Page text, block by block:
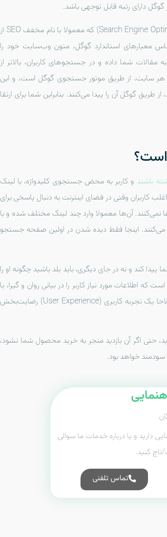
دارای رتبه قابل توجهی باشد.
اینجاست که اهمیت بهینه‌سازی موتورهای جستجو (Search Engine Optimization) که معمولا با نام مخفف SEO از
معیارهای استاندارد گوگل، متون وب‌سایت خود را
شما داده و در جستجوهای کاربران، بالاتر از
بیشتر از 50 درصد ورودی‌های هر سایت، از طریق موتور جستجوی گوگل است، و این
گوگل آن را پیدا می‌کنند. بنابراین شما برای ارتقا
باشند و کاربر به محض جستجوی کلیدواژه، با لینک
کاربران وقتی در فضای اینترنت به دنبال پاسخی برای
آن‌ها معمولا وارد چند لینک مختلف شده و با
اینجا فقط دیده شدن در اولین صفحه جستجو
کند و نه در جای دیگری، باید بلد باشید چگونه او را
اطلاعات مورد نیاز کاربر را در بیانی روان و گیرا، با
توجه به شناختی که از مخاطب دارد، برایش فراهم کند و اصطلاحا یک تجربه کاربری (User Experience) رضایت‌بخش
حتی اگر آن بازدید منجر به خرید محصول شما نشود،
سودمند خواهد بود.
دارید و یا درباره خدمات ما سوالی
تاچ کنید.
تماس تلفنی